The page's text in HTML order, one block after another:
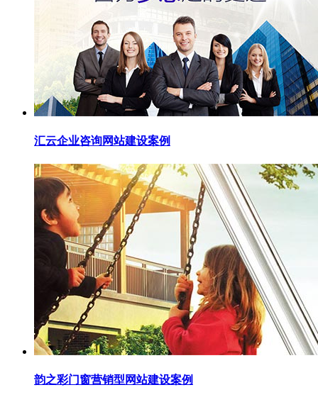
汇云企业咨询网站建设案例
韵之彩门窗营销型网站建设案例